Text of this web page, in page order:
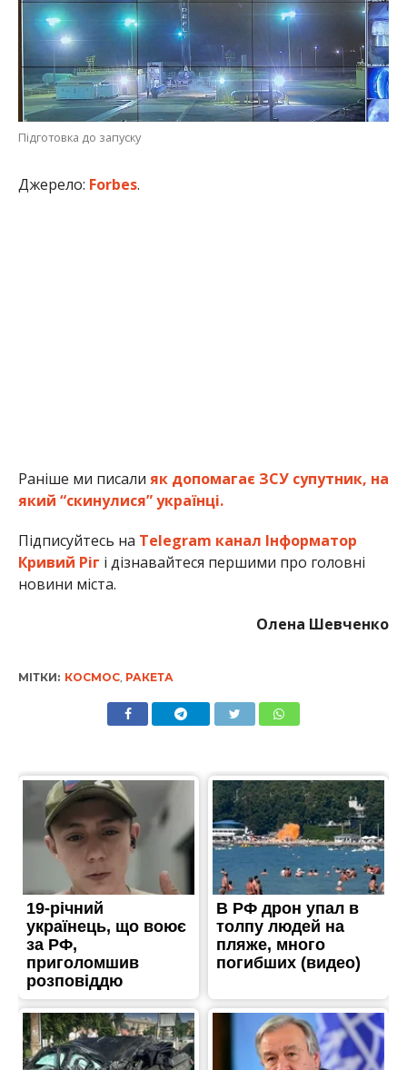
Підготовка до запуску
Джерело: Forbes.
Раніше ми писали як допомагає ЗСУ супутник, на
який “скинулися” українці.
Підписуйтесь на Telegram канал Інформатор
Кривий Ріг і дізнавайтеся першими про головні
новини міста.
Олена Шевченко
МІТКИ: КОСМОС, РАКЕТА